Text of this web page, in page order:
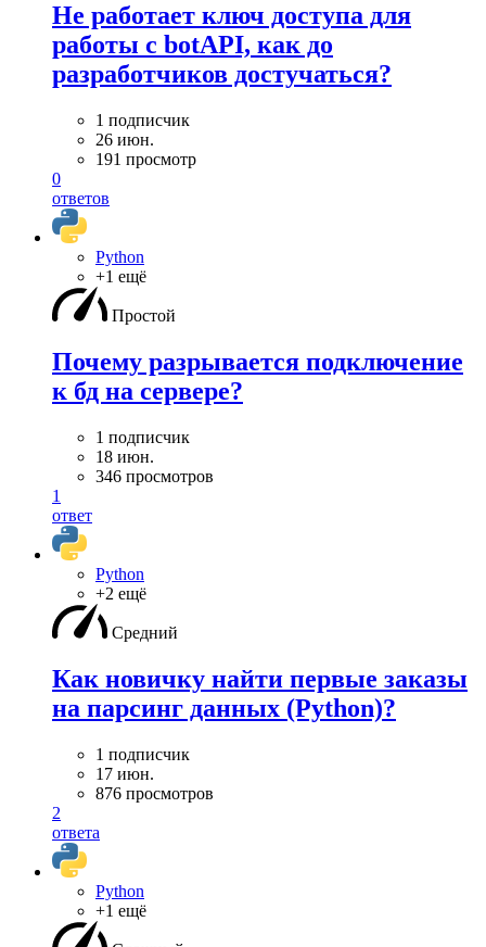
Не работает ключ доступа для
работы с botAPI, как до
разработчиков достучаться?
1 подписчик
26 июн.
191 просмотр
0
ответов
Python
+1 ещё
Простой
Почему разрывается подключение
к бд на сервере?
1 подписчик
18 июн.
346 просмотров
1
ответ
Python
+2 ещё
Средний
Как новичку найти первые заказы
на парсинг данных (Python)?
1 подписчик
17 июн.
876 просмотров
2
ответа
Python
+1 ещё